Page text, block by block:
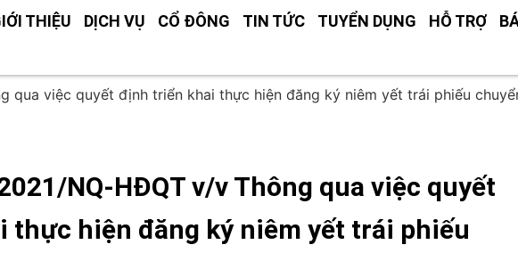
THIỆU DỊCH VỤ CỔ ĐÔNG TIN TỨC TUYỂN DỤNG HỖ TRỢ
qua việc quyết định triển khai thực hiện đăng ký niêm yết trái phiếu
NQ-HĐQT v/v Thông qua việc quyết
thực hiện đăng ký niêm yết trái phiếu